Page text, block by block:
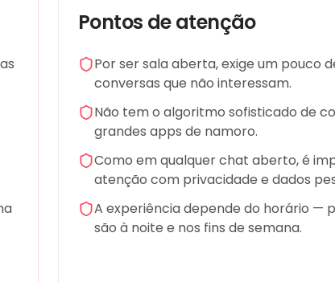
Pontos de atenção
Por ser sala aberta, exige um pouco
conversas que não interessam.
Não tem o algoritmo sofisticado de
grandes apps de namoro.
Como em qualquer chat aberto, é
atenção com privacidade e dados
A experiência depende do horário —
são à noite e nos fins de semana.